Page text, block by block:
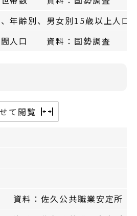
、年齢別、男女別15歳以上人
間人口 資料：国勢調査
て閲覧
料：佐久公共職業安定所